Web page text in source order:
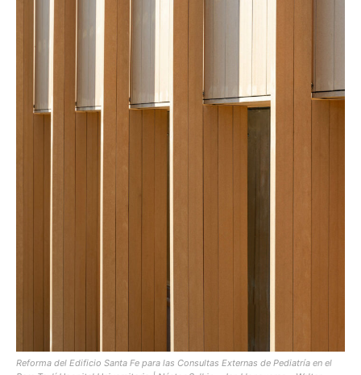
Reforma del Edificio Santa Fe para las Consultas Externas de Pediatría en el